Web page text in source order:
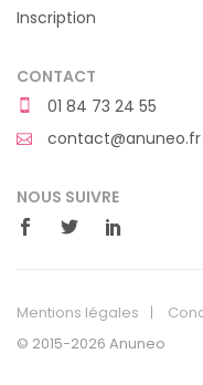
Inscription
CONTACT
01 84 73 24 55
contact@anuneo.fr
NOUS SUIVRE
Mentions légales
© 2015-2026 Anuneo